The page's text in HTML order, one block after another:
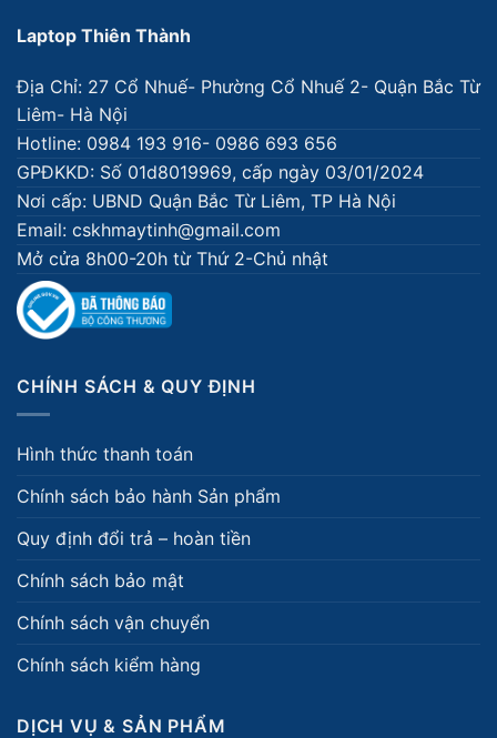
Laptop Thiên Thành
Địa Chỉ: 27 Cổ Nhuế- Phường Cổ Nhuế 2- Quận Bắc Từ
Liêm- Hà Nội
Hotline: 0984 193 916- 0986 693 656
GPĐKKD: Số 01d8019969, cấp ngày 03/01/2024
Nơi cấp: UBND Quận Bắc Từ Liêm, TP Hà Nội
Email: cskhmaytinh@gmail.com
Mở cửa 8h00-20h từ Thứ 2-Chủ nhật
CHÍNH SÁCH & QUY ĐỊNH
Hình thức thanh toán
Chính sách bảo hành Sản phẩm
Quy định đổi trả – hoàn tiền
Chính sách bảo mật
Chính sách vận chuyển
Chính sách kiểm hàng
DỊCH VỤ & SẢN PHẨM